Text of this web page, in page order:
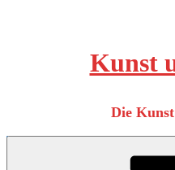
Kunst
Die